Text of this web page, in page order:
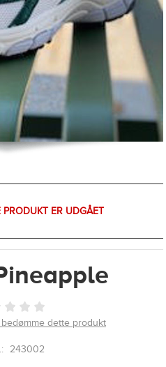
PRODUKT ER UDGÅET
dette produkt
243002